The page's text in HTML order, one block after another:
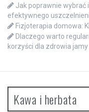
Jak poprawnie
efektywnego
Fizjoterapia domowa:
Dlaczego warto
korzyści dla zdrowia
Kawa i herbata